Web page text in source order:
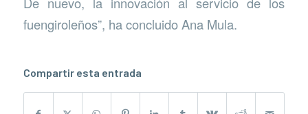
fuengiroleños”, ha concluido Ana Mula.
Compartir esta entrada